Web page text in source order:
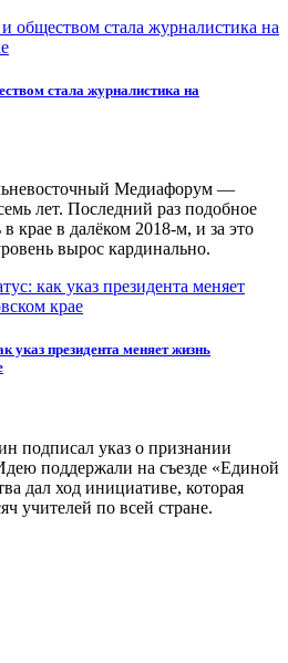
стала журналистика на
Медиафорум —
лет. Последний раз подобное
крае в далёком 2018-м, и за это
вырос кардинально.
указ президента меняет жизнь
подписал указ о признании
поддержали на съезде «Единой
дал ход инициативе, которая
учителей по всей стране.